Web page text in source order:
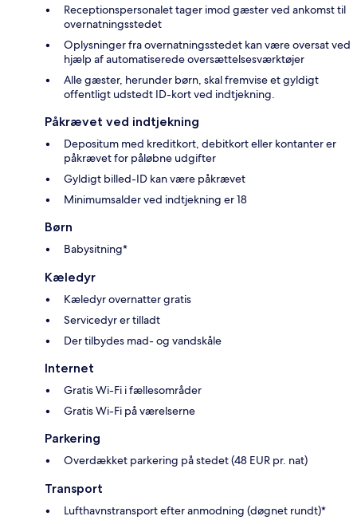
Receptionspersonalet tager imod gæster ved ankomst til
overnatningsstedet
Oplysninger fra overnatningsstedet kan være oversat ved
hjælp af automatiserede oversættelsesværktøjer
Alle gæster, herunder børn, skal fremvise et gyldigt
offentligt udstedt ID-kort ved indtjekning.
Påkrævet ved indtjekning
Depositum med kreditkort, debitkort eller kontanter er
påkrævet for påløbne udgifter
Gyldigt billed-ID kan være påkrævet
Minimumsalder ved indtjekning er 18
Børn
Babysitning*
Kæledyr
Kæledyr overnatter gratis
Servicedyr er tilladt
Der tilbydes mad- og vandskåle
Internet
Gratis Wi-Fi i fællesområder
Gratis Wi-Fi på værelserne
Parkering
Overdækket parkering på stedet (48 EUR pr. nat)
Transport
Lufthavnstransport efter anmodning (døgnet rundt)*